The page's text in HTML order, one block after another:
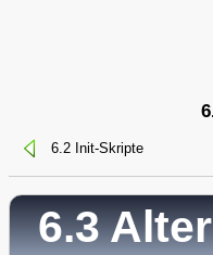
6.2 Init-Skripte
6.3